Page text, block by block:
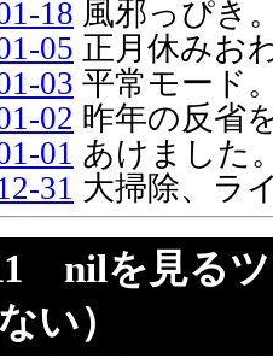
18 風邪っぴき
05 正月休みお
03 平常モード
02 昨年の反省
01 あけました
31 大掃除、ラ
nilを見る
い）